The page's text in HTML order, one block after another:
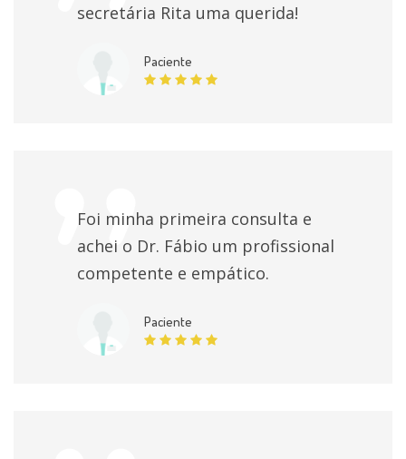
secretária Rita uma querida!
Paciente
Foi minha primeira consulta e
achei o Dr. Fábio um profissional
competente e empático.
Paciente